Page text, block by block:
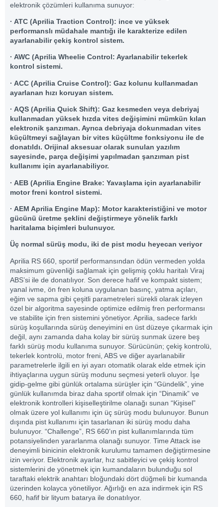
elektronik çözümleri kullanıma sunuyor:
· ATC (Aprilia Traction Control): ince ve yüksek
performanslı müdahale mantığı ile karakterize edilen
ayarlanabilir çekiş kontrol sistem.
· AWC (Aprilia Wheelie Control: Ayarlanabilir tekerlek
kontrol sistemi.
· ACC (Aprilia Cruise Control): Gaz kolunu kullanmadan
ayarlanan hızı koruyan sistem.
· AQS (Aprilia Quick Shift): Gaz kesmeden veya debriyaj
kullanmadan yüksek hızda vites değişimini mümkün kılan
elektronik şanzıman. Ayrıca debriyaja dokunmadan vites
küçültmeyi sağlayan bir vites küçültme fonksiyonu ile de
donatıldı. Orijinal aksesuar olarak sunulan yazılım
sayesinde, parça değişimi yapılmadan şanzıman pist
kullanımı için ayarlanabiliyor.
· AEB (Aprilia Engine Brake: Yavaşlama için ayarlanabilir
motor freni kontrol sistemi.
· AEM Aprilia Engine Map): Motor karakteristiğini ve motor
gücünü üretme şeklini değiştirmeye yönelik farklı
haritalama biçimleri bulunuyor.
Üç normal sürüş modu, iki de pist modu heyecan veriyor
Aprilia RS 660, sportif performansından ödün vermeden yolda
maksimum güvenliği sağlamak için gelişmiş çoklu haritalı Viraj
ABS’si ile de donatılıyor. Son derece hafif ve kompakt sistem;
yanal ivme, ön fren koluna uygulanan basınç, yatma açıları,
eğim ve sapma gibi çeşitli parametreleri sürekli olarak izleyen
özel bir algoritma sayesinde optimize edilmiş fren performansı
ve stabilite için fren sistemini yönetiyor. Aprilia, sadece farklı
sürüş koşullarında sürüş deneyimini en üst düzeye çıkarmak için
değil, aynı zamanda daha kolay bir sürüş sunmak üzere beş
farklı sürüş modu kullanıma sunuyor. Sürücünün; çekiş kontrolü,
tekerlek kontrolü, motor freni, ABS ve diğer ayarlanabilir
parametrelerle ilgili en iyi ayarı otomatik olarak elde etmek için
ihtiyaçlarına uygun sürüş modunu seçmesi yeterli oluyor. İşe
gidip-gelme gibi günlük ortalama sürüşler için “Gündelik”, yine
günlük kullanımda biraz daha sportif olmak için “Dinamik” ve
elektronik kontrolleri kişiselleştirilme olanağı sunan “Kişisel”
olmak üzere yol kullanımı için üç sürüş modu bulunuyor. Bunun
dışında pist kullanımı için tasarlanan iki sürüş modu daha
bulunuyor. “Challenge”, RS 660’ın pist kullanımlarında tüm
potansiyelinden yararlanma olanağı sunuyor. Time Attack ise
deneyimli binicinin elektronik kurulumu tamamen değiştirmesine
izin veriyor. Elektronik ayarlar, hız sabitleyici ve çekiş kontrol
sistemlerini de yönetmek için kumandaların bulunduğu sol
taraftaki elektrik anahtarı bloğundaki dört düğmeli bir kumanda
üzerinden kolayca yönetiliyor. Ağırlığı en aza indirmek için RS
660, hafif bir lityum batarya ile donatılıyor.